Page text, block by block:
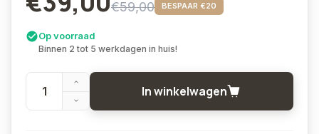
€59,00 BESPAAR €20
Op voorraad
Binnen 2 tot 5 werkdagen in huis!
In winkelwagen